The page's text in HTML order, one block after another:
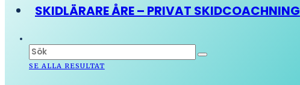
SKIDLÄRARE ÅRE – PRIVAT SKIDCOACHNING
SE ALLA RESULTAT